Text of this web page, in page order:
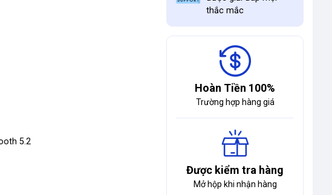
5.2
thắc mắc
Hoàn Tiền 100%
Trường hợp hàng giá
Được kiểm tra hàng
Mở hộp khi nhận hàng